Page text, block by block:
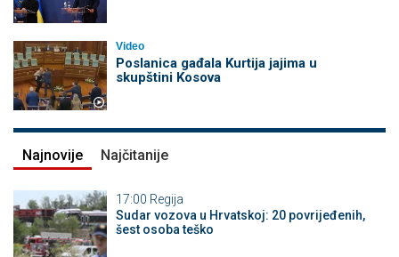
Video
Poslanica gađala Kurtija jajima u
skupštini Kosova
Najnovije Najčitanije
17:00 Regija
Sudar vozova u Hrvatskoj: 20 povrijeđenih,
šest osoba teško